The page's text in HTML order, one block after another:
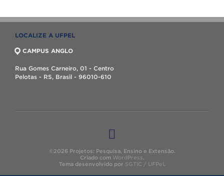
LOCALIZE A UFPEL
CAMPUS ANGLO
Rua Gomes Carneiro, 01 - Centro
Pelotas - RS, Brasil - 96010-610
©2026 Projetos: Pesquisa, Ensino e Extensão.
Criado com WordPress.
Tema desenvolvido por SGTIC / UFPel.